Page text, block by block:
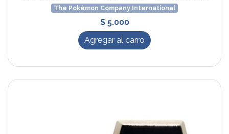
The Pokémon Company International
$ 5.000
Agregar al carro